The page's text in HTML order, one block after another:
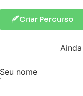
Criar Percurso
Seu nome